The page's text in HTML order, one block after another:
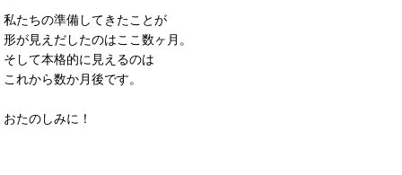
私たちの準備してきたことが
形が見えだしたのはここ数ヶ月。
そして本格的に見えるのは
これから数か月後です。
おたのしみに！